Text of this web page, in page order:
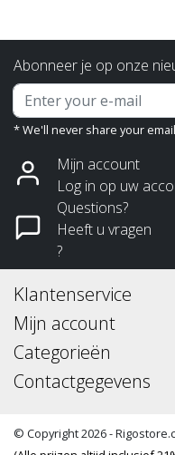
Abonneer je op onze
* We'll never share your
Mijn account
Log in op uw
Questions?
Heeft u vragen
?
Klantenservice
Mijn account
Categorieën
Contactgegevens
© Copyright 2026 -